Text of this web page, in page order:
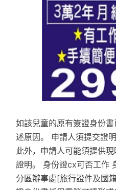
如該兒童的原有簽證身份
述原因。 申請人須提交證
此外，申請人可能須提供
證明。 身份證cx可否工作
分區辦事處[旅行證件及國